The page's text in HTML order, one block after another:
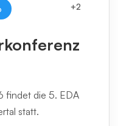
+2
findet die 5. EDA
statt.